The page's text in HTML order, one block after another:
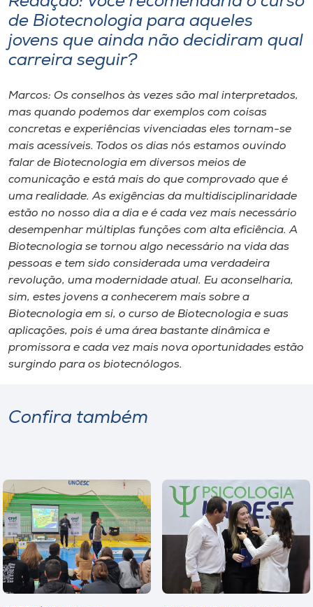
de Biotecnologia para aqueles
jovens que ainda não decidiram qual
carreira seguir?
Marcos: Os conselhos às vezes são mal interpretados,
mas quando podemos dar exemplos com coisas
concretas e experiências vivenciadas eles tornam-se
mais acessíveis. Todos os dias nós estamos ouvindo
falar de Biotecnologia em diversos meios de
comunicação e está mais do que comprovado que é
uma realidade. As exigências da multidisciplinaridade
estão no nosso dia a dia e é cada vez mais necessário
desempenhar múltiplas funções com alta eficiência. A
Biotecnologia se tornou algo necessário na vida das
pessoas e tem sido considerada uma verdadeira
revolução, uma modernidade atual. Eu aconselharia,
sim, estes jovens a conhecerem mais sobre a
Biotecnologia em si, o curso de Biotecnologia e suas
aplicações, pois é uma área bastante dinâmica e
promissora e cada vez mais nova oportunidades estão
surgindo para os biotecnólogos.
Confira também